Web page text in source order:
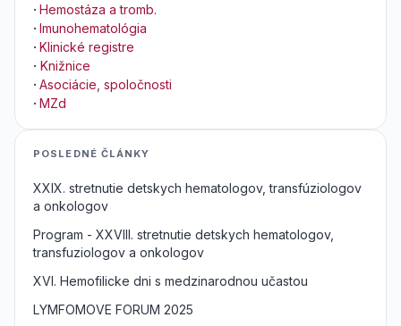
· Hemostáza a tromb.
· Imunohematológia
· Klinické registre
· Knižnice
· Asociácie, spoločnosti
· MZd
POSLEDNÉ ČLÁNKY
XXIX. stretnutie detskych hematologov, transfúziologov
a onkologov
Program - XXVIII. stretnutie detskych hematologov,
transfuziologov a onkologov
XVI. Hemofilicke dni s medzinarodnou učastou
LYMFOMOVE FORUM 2025